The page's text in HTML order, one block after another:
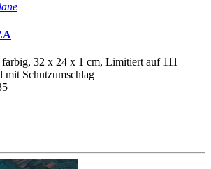
32 x 24 x 1 cm, Limitiert auf 111
Schutzumschlag